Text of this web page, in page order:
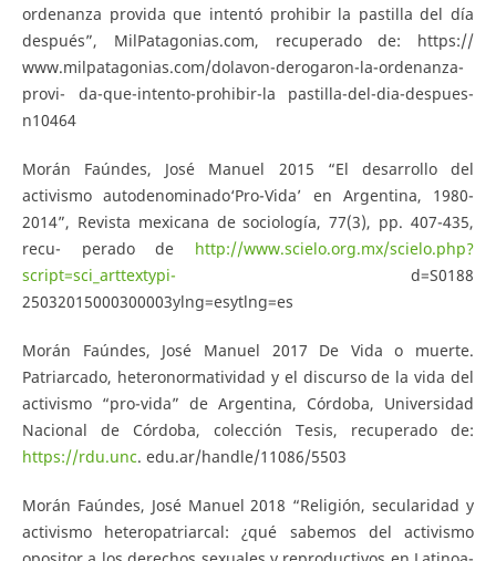
ordenanza provida que intentó prohibir la pastilla del día
después”, MilPatagonias.com, recuperado de: https://
www.milpatagonias.com/dolavon-derogaron-la-ordenanza-
provi- da-que-intento-prohibir-la pastilla-del-dia-despues-
n10464
Morán Faúndes, José Manuel 2015 “El desarrollo del
activismo autodenominado‘Pro-Vida’ en Argentina, 1980-
2014”, Revista mexicana de sociología, 77(3), pp. 407-435,
recu- perado de http://www.scielo.org.mx/scielo.php?
script=sci_arttextypi- d=S0188
25032015000300003ylng=esytlng=es
Morán Faúndes, José Manuel 2017 De Vida o muerte.
Patriarcado, heteronormatividad y el discurso de la vida del
activismo “pro-vida” de Argentina, Córdoba, Universidad
Nacional de Córdoba, colección Tesis, recuperado de:
https://rdu.unc. edu.ar/handle/11086/5503
Morán Faúndes, José Manuel 2018 “Religión, secularidad y
activismo heteropatriarcal: ¿qué sabemos del activismo